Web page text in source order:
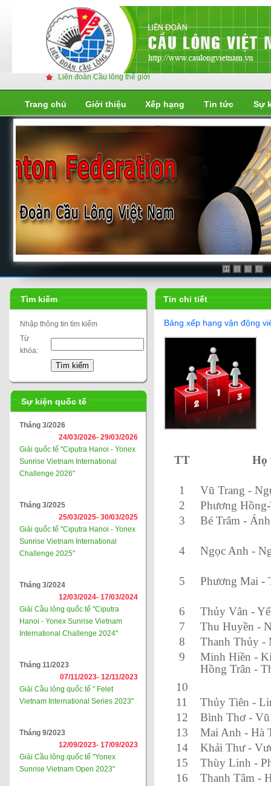
Liên đoàn Cầu lông thế giới
Trang chủ Giới thiệu Xếp hạng Tin tức Sự
Liên đoàn cầu lông thế giới
Liên đoàn cầu lông thế giới
1 2 3 4
Tìm kiếm
Nhập thông tin tìm kiếm
Từ
khóa:
Sự kiện quốc tế
Tháng 3/2026
24/03/2026- 29/03/2026
Giải quốc tế "Ciputra Hanoi - Yonex
Sunrise Vietnam International
Challenge 2026"
Tháng 3/2025
25/03/2025- 30/03/2025
Giải quốc tế "Ciputra Hanoi - Yonex
Sunrise Vietnam International
Challenge 2025"
Tháng 3/2024
12/03/2024- 17/03/2024
Giải Cầu lông quốc tế "Ciputra
Hanoi - Yonex Sunrise Vietnam
International Challenge 2024"
Tháng 11/2023
07/11/2023- 12/11/2023
Giải Cầu lông quốc tế " Felet
Vietnam International Series 2023"
Tháng 9/2023
12/09/2023- 17/09/2023
Giải Cầu lông quốc tế "Yonex
Sunrise Vietnam Open 2023"
Tin chi tiết
Bảng xếp hạng vận động
TT Họ
1
Vũ Trang -
2
Phương
3
Bé Trâm -
4 Ngọc Anh -
5 Phương Mai -
6
Thủy Vân -
7
Thu Huyền -
8
Thanh Thủy -
9
Minh Hiền -
10
Hồng Trân -
11
Thủy Tiên -
12
Bình Thơ -
13
Mai Anh - Hà
14
Khải Thư -
15
Thùy Linh -
16
Thanh Tâm -